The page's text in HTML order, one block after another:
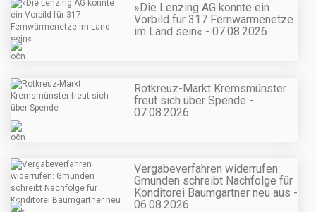
»Die Lenzing AG könnte ein
Vorbild für 317 Fernwärmenetze
im Land sein« - 07.08.2026
Rotkreuz-Markt Kremsmünster
freut sich über Spende -
07.08.2026
Vergabeverfahren widerrufen:
Gmunden schreibt Nachfolge für
Konditorei Baumgartner neu aus -
06.08.2026